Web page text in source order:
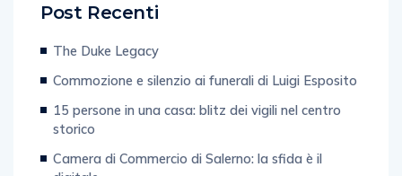
Post Recenti
The Duke Legacy
Commozione e silenzio ai funerali di Luigi Esposito
15 persone in una casa: blitz dei vigili nel centro
storico
Camera di Commercio di Salerno: la sfida è il